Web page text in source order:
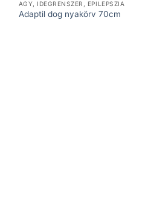
AGY, IDEGRENSZER, EPILEPSZIA
Adaptil dog nyakörv 70cm